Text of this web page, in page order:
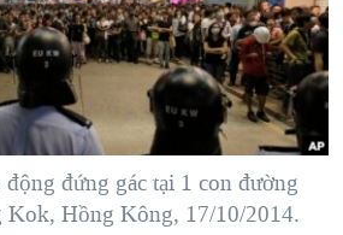
MẠI CỦA MỸ: QUÁ KHỨ VÀ HIỆN
2024
TẠI DẢI GAZA
CON ĐƯỜNG
GIỚI
động đứng gác tại 1 con đường
Kok, Hồng Kông, 17/10/2014.